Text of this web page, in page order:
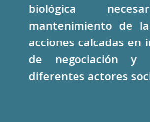
biológica
mantenimiento de
acciones calcadas en
de negociación y
diferentes actores